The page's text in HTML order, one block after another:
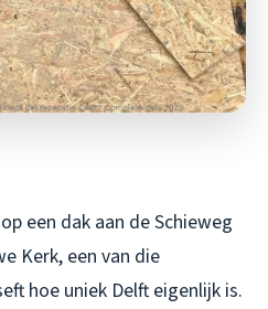
een dak aan de Schieweg
Kerk, een van die
hoe uniek Delft eigenlijk is.